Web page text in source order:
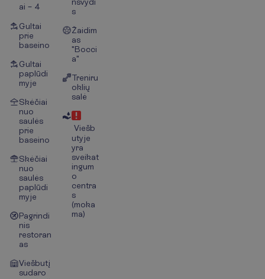
ai – 4
Gultai
prie
baseino
Gultai
paplūdi
myje
Skėčiai
nuo
saulės
prie
baseino
Skėčiai
nuo
saulės
paplūdi
myje
Pagrindi
nis
restoran
as
Viešbutį
sudaro
s
Žaidim
as
"Bocci
a"
Treniru
oklių
salė
Viešb
utyje
yra
sveikat
ingum
o
centra
s
(moka
ma)